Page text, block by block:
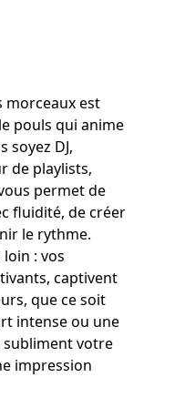
morceaux est
pouls qui anime
soyez DJ,
de playlists,
permet de
fluidité, de créer
le rythme.
: vos
captivent
que ce soit
intense ou une
subliment votre
impression